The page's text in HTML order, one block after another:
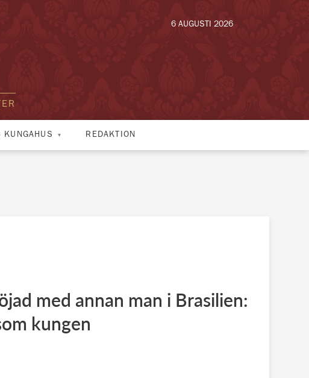
6 AUGUSTI 2026
KUNGAHUS REDAKTION
med annan man i Brasilien:
kungen